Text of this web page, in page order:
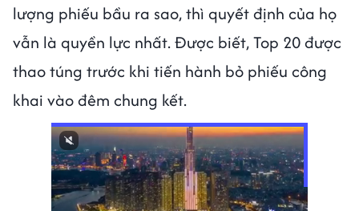
lượng phiếu bầu ra sao, thì quyết định của họ
vẫn là quyền lực nhất. Được biết, Top 20 được
thao túng trước khi tiến hành bỏ phiếu công
khai vào đêm chung kết.